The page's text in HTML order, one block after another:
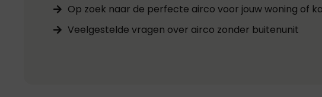
Op zoek naar de perfecte airco voor jouw woning of
Veelgestelde vragen over airco zonder buitenunit